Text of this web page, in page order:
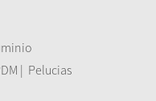
| Pelucias